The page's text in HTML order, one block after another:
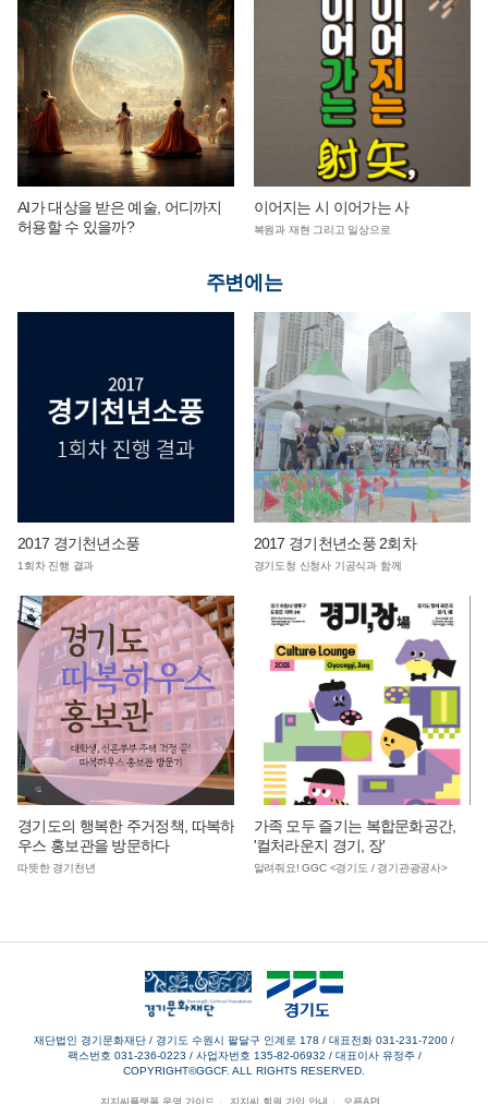
AI가 대상을 받은 예술, 어디까지
허용할 수 있을까?
이어지는 시 이어가는 사
복원과 재현 그리고 일상으로
주변에는
2017 경기천년소풍
1회차 진행 결과
2017 경기천년소풍 2회차
경기도청 신청사 기공식과 함께
경기도의 행복한 주거정책, 따복하
우스 홍보관을 방문하다
따뜻한 경기천년
가족 모두 즐기는 복합문화공간,
'컬처라운지 경기, 장'
알려줘요! GGC <경기도 / 경기관광공사>
재단법인 경기문화재단 / 경기도 수원시 팔달구 인계로 178 / 대표전화 031-231-7200 /
팩스번호 031-236-0223 / 사업자번호 135-82-06932 / 대표이사 유정주/
COPYRIGHT©GGCF. ALL RIGHTS RESERVED.
지지씨플랫폼 운영 가이드 지지씨 회원 가입 안내 오픈API